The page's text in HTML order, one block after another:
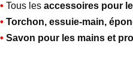
• Tous les accessoires pour
• Torchon, essuie-main,
• Savon pour les mains et